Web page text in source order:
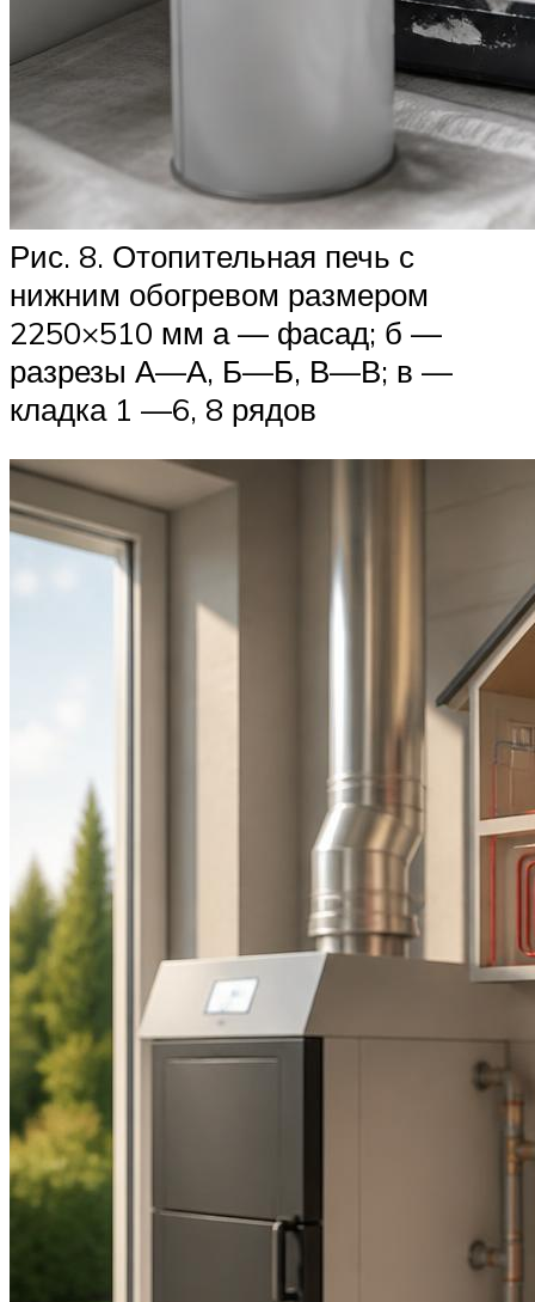
Рис. 8. Отопительная печь с
нижним обогревом размером
2250×510 мм а — фасад; б —
разрезы А—А, Б—Б, В—В; в —
кладка 1 —6, 8 рядов